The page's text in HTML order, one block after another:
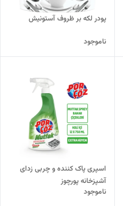
پودر لکه بر ظروف آستونیش
ناموجود
اسپری پاک کننده و چربی زدای
آشپزخانه پورچوز
ناموجود